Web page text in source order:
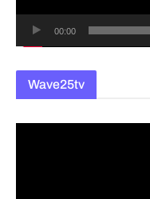
00:00
Wave25tv